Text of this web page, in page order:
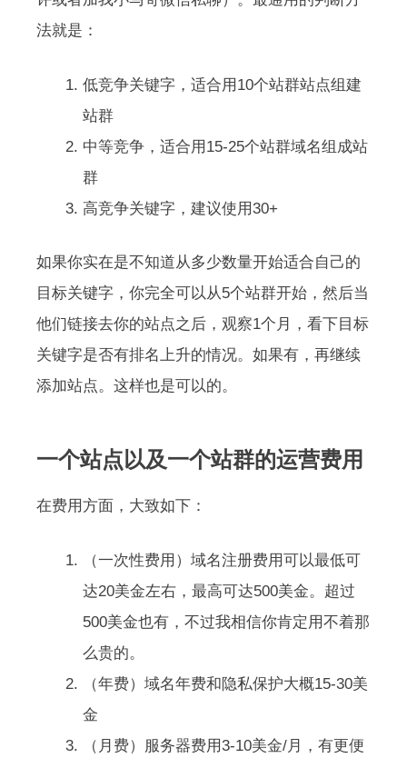
法就是：
低竞争关键字，适合用10个站群站点组建
站群
中等竞争，适合用15-25个站群域名组成站
群
高竞争关键字，建议使用30+
如果你实在是不知道从多少数量开始适合自己的
目标关键字，你完全可以从5个站群开始，然后当
他们链接去你的站点之后，观察1个月，看下目标
关键字是否有排名上升的情况。如果有，再继续
添加站点。这样也是可以的。
一个站点以及一个站群的运营费用
在费用方面，大致如下：
（一次性费用）域名注册费用可以最低可
达20美金左右，最高可达500美金。超过
500美金也有，不过我相信你肯定用不着那
么贵的。
（年费）域名年费和隐私保护大概15-30美
金
（月费）服务器费用3-10美金/月，有更便